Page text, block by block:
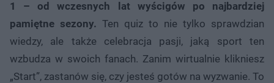
1 – od wczesnych lat wyścigów po najbardziej
pamiętne sezony. Ten quiz to nie tylko sprawdzian
wiedzy, ale także celebracja pasji, jaką sport ten
wzbudza w swoich fanach. Zanim wirtualnie klikniesz
„Start”, zastanów się, czy jesteś gotów na wyzwanie. To